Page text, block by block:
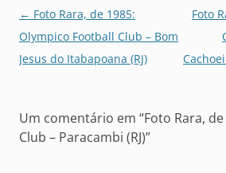
Navegação
de
posts
← Foto Rara, de 1985:
Olympico Football Club – Bom
Jesus do Itabapoana (RJ)
Foto
Um comentário em “Foto Rara,
Club – Paracambi (RJ)”